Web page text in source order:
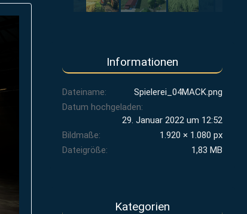
Informationen
Dateiname
Spielerei_04MACK.png
Datum hochgeladen
29. Januar 2022 um 12:52
Bildmaße
1.920 × 1.080 px
Dateigröße
1,83 MB
Kategorien